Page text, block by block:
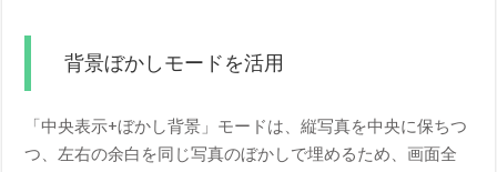
背景ぼかしモードを活用
「中央表示+ぼかし背景」モードは、縦写真を中央に保ちつ
つ、左右の余白を同じ写真のぼかしで埋めるため、画面全